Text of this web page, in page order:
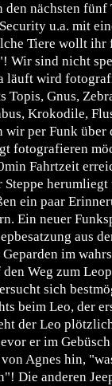
nächsten fünf
u.a. mit
Tiere wollt
Wir sind nicht
läuft wird
Topis, Gnus,
Krokodile,
wir per Funk über
fotografieren
Fahrtzeit
herumliegt
ein paar
Ein neuer
aus
im
Weg zum
sich
beim Leo, der
der Leo
er im
Agnes hin,
Die anderen